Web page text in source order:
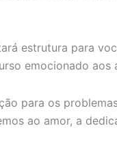
estrutura para
emocionado aos
para os
ao amor, a